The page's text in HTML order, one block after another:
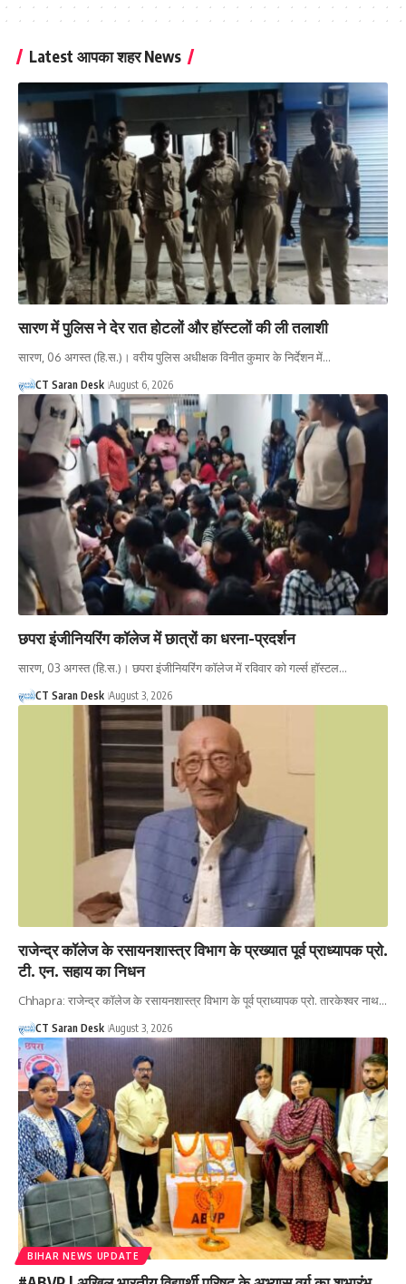
Latest आपका शहर News
सारण में पुलिस ने देर रात होटलों और हॉस्टलों की ली तलाशी
सारण, 06 अगस्त (हि.स.)। वरीय पुलिस अधीक्षक विनीत कुमार के निर्देशन में…
CT Saran Desk August 6, 2026
छपरा इंजीनियरिंग कॉलेज में छात्रों का धरना-प्रदर्शन
सारण, 03 अगस्त (हि.स.)। छपरा इंजीनियरिंग कॉलेज में रविवार को गर्ल्स हॉस्टल…
CT Saran Desk August 3, 2026
राजेन्द्र कॉलेज के रसायनशास्त्र विभाग के प्रख्यात पूर्व प्राध्यापक प्रो.
टी. एन. सहाय का निधन
Chhapra: राजेन्द्र कॉलेज के रसायनशास्त्र विभाग के पूर्व प्राध्यापक प्रो. तारकेश्वर नाथ…
CT Saran Desk August 3, 2026
BIHAR NEWS UPDATE